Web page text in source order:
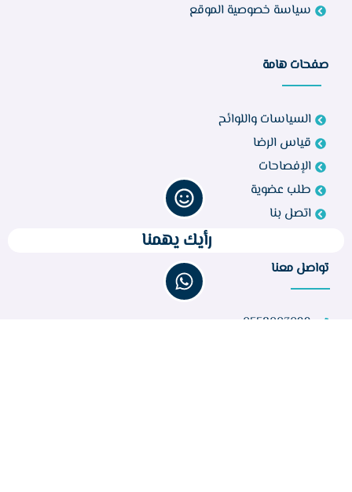
سياسة خصوصية الموقع
صفحات هامة
السياسات واللوائح
قياس الرضا
الإفصاحات
طلب عضوية
اتصل بنا
تواصل معنا
0558003099
رأيك يهمنا